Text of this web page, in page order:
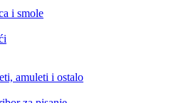
i smole
amuleti i ostalo